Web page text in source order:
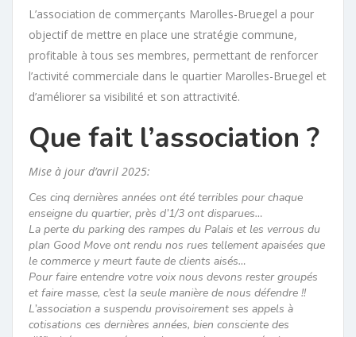
L’association de commerçants Marolles-Bruegel a pour
objectif de mettre en place une stratégie commune,
profitable à tous ses membres, permettant de renforcer
l’activité commerciale dans le quartier Marolles-Bruegel et
d’améliorer sa visibilité et son attractivité.
Que fait l’association ?
Mise à jour d’avril 2025:
Ces cinq dernières années ont été terribles pour chaque
enseigne du quartier, près d’1/3 ont disparues…
La perte du parking des rampes du Palais et les verrous du
plan Good Move ont rendu nos rues tellement apaisées que
le commerce y meurt faute de clients aisés…
Pour faire entendre votre voix nous devons rester groupés
et faire masse, c’est la seule manière de nous défendre !!
L’association a suspendu provisoirement ses appels à
cotisations ces dernières années, bien consciente des